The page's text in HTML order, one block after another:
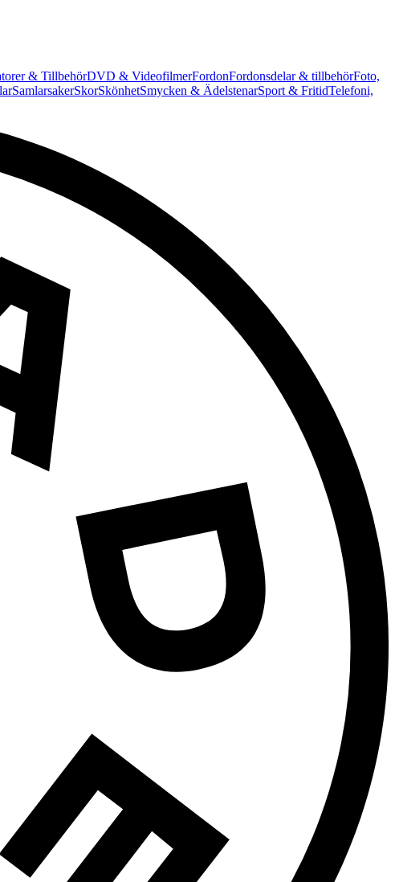
& TillbehörDVD & VideofilmerFordonFordonsdelar & tillbehörFoto,
SamlarsakerSkorSkönhetSmycken & ÄdelstenarSport & FritidTelefoni,